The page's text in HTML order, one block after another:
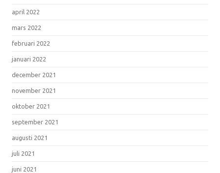
april 2022
mars 2022
februari 2022
januari 2022
december 2021
november 2021
oktober 2021
september 2021
augusti 2021
juli 2021
juni 2021